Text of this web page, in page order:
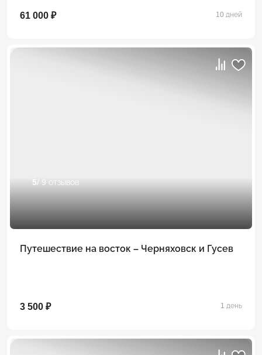
61 000 ₽ 10 дней
5/ 9 отзывов
Путешествие на восток – Черняховск и Гусев
3 500 ₽ 1 день